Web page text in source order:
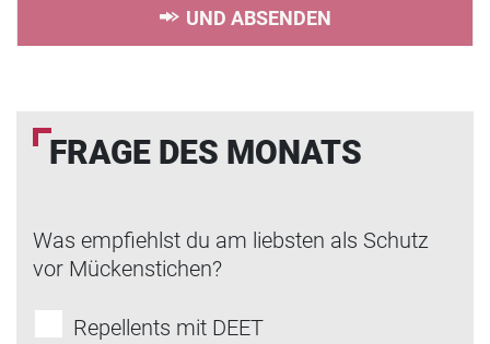
UND ABSENDEN
FRAGE DES MONATS
Was empfiehlst du am liebsten als Schutz
vor Mückenstichen?
Repellents mit DEET